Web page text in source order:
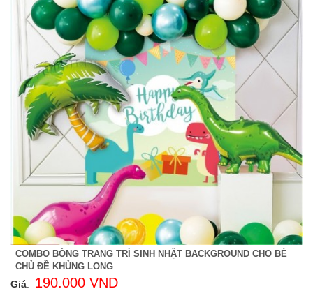
COMBO BÓNG TRANG TRÍ SINH NHẬT BACKGROUND CHO BÉ
CHỦ ĐỀ KHỦNG LONG
Giá: 190.000 VND